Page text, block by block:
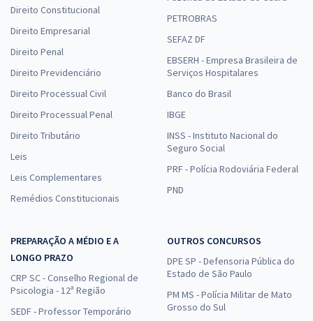
Direito Constitucional
Direito Empresarial
Direito Penal
Direito Previdenciário
Direito Processual Civil
Direito Processual Penal
Direito Tributário
Leis
Leis Complementares
Remédios Constitucionais
PETROBRAS
SEFAZ DF
EBSERH - Empresa Brasileira de
Serviços Hospitalares
Banco do Brasil
IBGE
INSS - Instituto Nacional do
Seguro Social
PRF - Polícia Rodoviária Federal
PND
PREPARAÇÃO A MÉDIO E A
LONGO PRAZO
CRP SC - Conselho Regional de
Psicologia - 12ª Região
SEDF - Professor Temporário
OUTROS CONCURSOS
DPE SP - Defensoria Pública do
Estado de São Paulo
PM MS - Polícia Militar de Mato
Grosso do Sul